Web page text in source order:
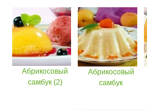
Абрикосовый
самбук (2)
Абрикосовый
самбук